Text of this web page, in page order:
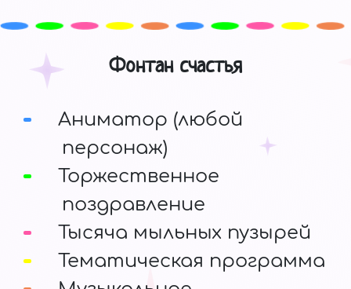
Фонтан счастья
Аниматор (любой
персонаж)
Торжественное
поздравление
Тысяча мыльных пузырей
Тематическая программа